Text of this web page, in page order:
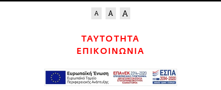
ΤΑΥΤΟΤΗΤΑ
ΕΠΙΚΟΙΝΩΝΙΑ